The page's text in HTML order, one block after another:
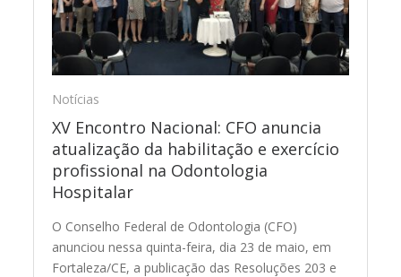
Notícias
XV Encontro Nacional: CFO anuncia
atualização da habilitação e exercício
profissional na Odontologia
Hospitalar
O Conselho Federal de Odontologia (CFO)
anunciou nessa quinta-feira, dia 23 de maio, em
Fortaleza/CE, a publicação das Resoluções 203 e